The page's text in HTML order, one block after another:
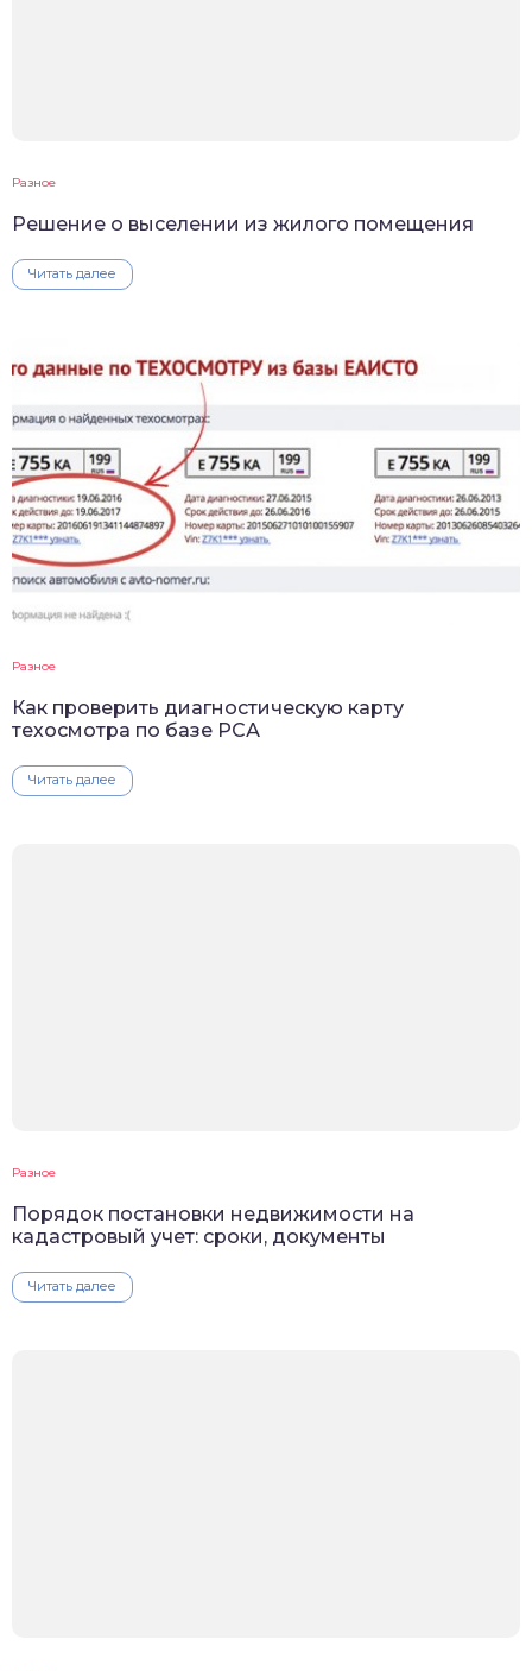
Разное
Решение о выселении из жилого помещения
Читать далее
Разное
Как проверить диагностическую карту
техосмотра по базе РСА
Читать далее
Разное
Порядок постановки недвижимости на
кадастровый учет: сроки, документы
Читать далее